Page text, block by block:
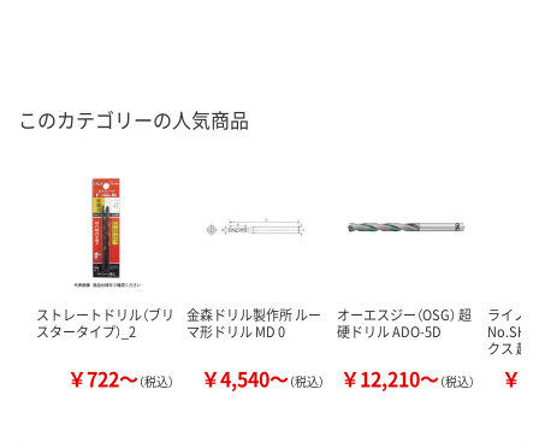
このカテゴリーの人気商品
ストレートドリル（ブリ
スタータイプ）_2
￥722～（税込）
金森ドリル製作所 ルー
マ形ドリル MD 0
￥4,540～（税込）
オーエスジー（OSG） 超
硬ドリル ADO-5D
￥12,210～（税込）
ライノ
No.SH-
クス 超
￥